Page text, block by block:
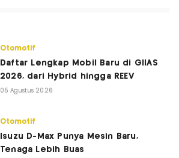
Otomotif
Daftar Lengkap Mobil Baru di GIIAS
2026, dari Hybrid hingga REEV
05 Agustus 2026
Otomotif
Isuzu D-Max Punya Mesin Baru,
Tenaga Lebih Buas